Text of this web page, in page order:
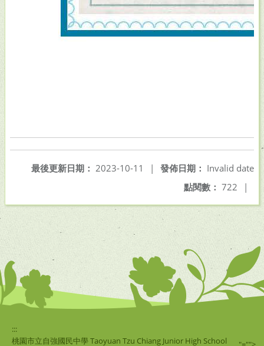
發佈日期： Invalid date
最後更新日期： 2023-10-11
|
點閱數： 722 |
:::
桃園市立自強國民中學 Taoyuan Tzu Chiang Junior High School